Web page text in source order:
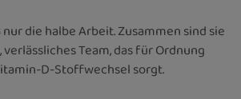
die halbe Arbeit. Zusammen sind sie
Team, das für Ordnung
D-Stoffwechsel sorgt.